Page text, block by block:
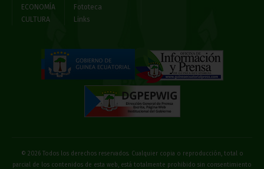
ECONOMÍA
CULTURA
Fototeca
Links
© 2026 Todos los derechos reservados. Cualquier copia o reproducción, total o
parcial de los contenidos de esta web, está totalmente prohibido sin consentimiento